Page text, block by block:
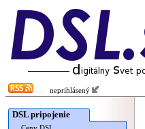
neprihlásený
DSL pripojenie